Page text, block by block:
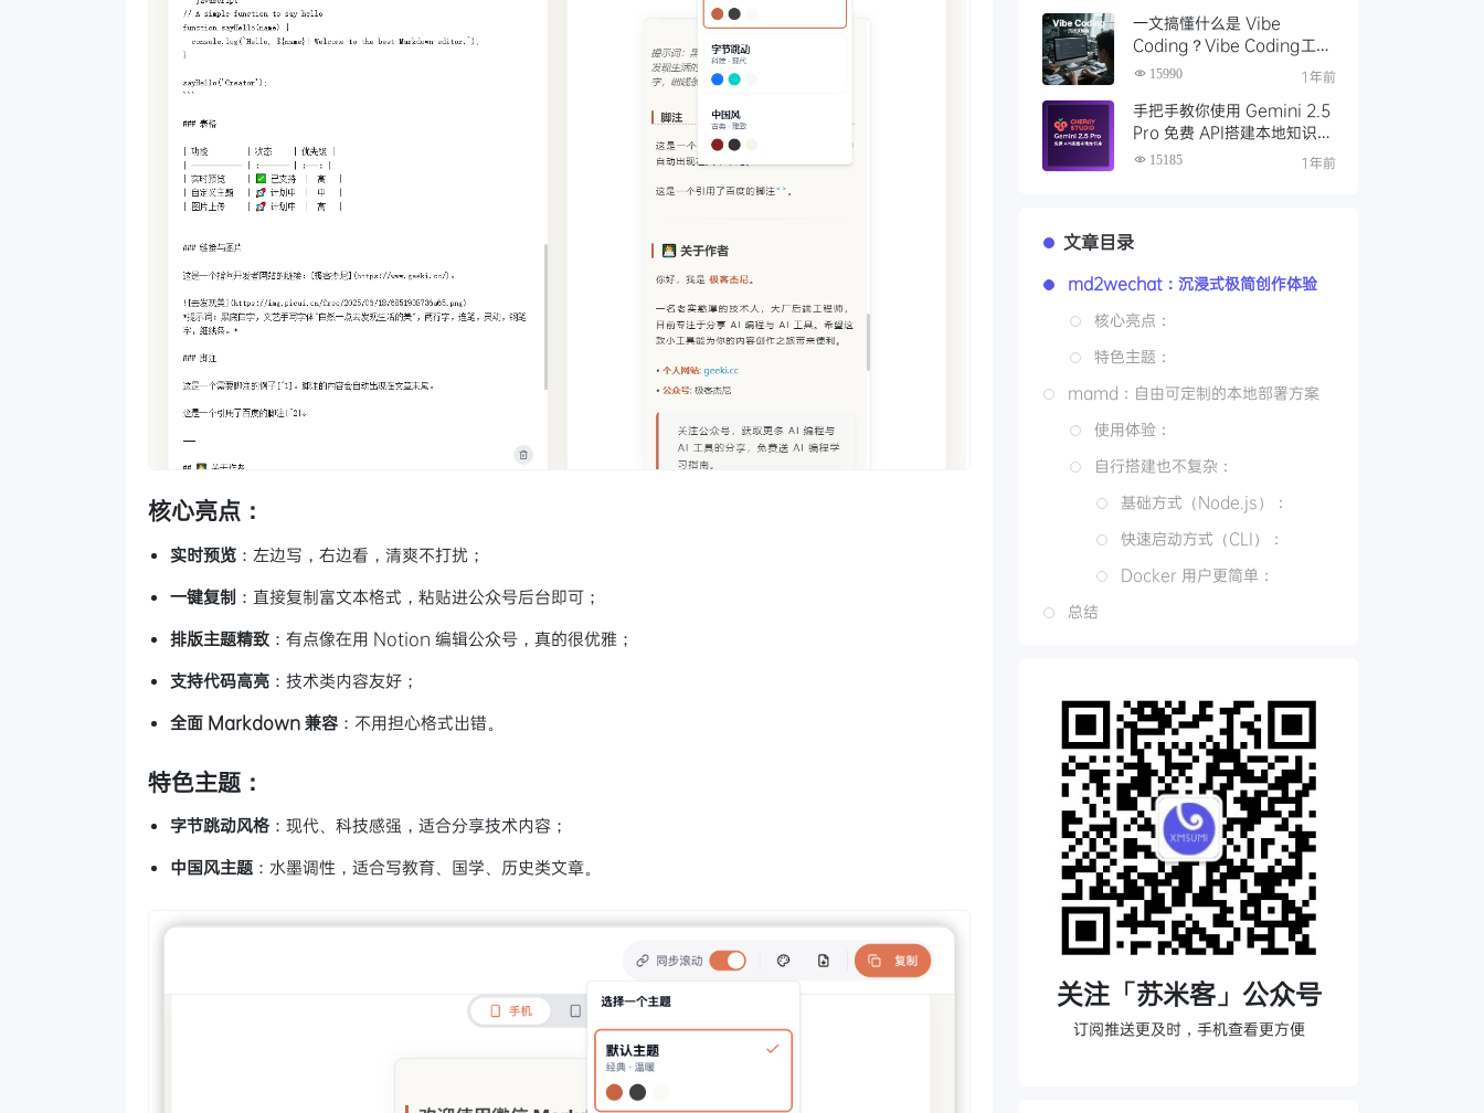
核心亮点：
实时预览 ：左边写，右边看，清爽不打扰；
一键复制 ：直接复制富文本格式，粘贴进公众号后台即可；
排版主题精致 ：有点像在用 Notion 编辑公众号，真的很优雅；
支持代码高亮 ：技术类内容友好；
全面 Markdown 兼容 ：不用担心格式出错。
特色主题：
字节跳动风格 ：现代、科技感强，适合分享技术内容；
中国风主题 ：水墨调性，适合写教育、国学、历史类文章。
一文搞懂什么是 Vibe
Coding？Vibe Coding工具
推荐及Cursor编程开发实践
15990 1年前
手把手教你使用 Gemini 2.5
Pro 免费 API搭建本地知识
库，一键接入 Gemini！
15185 1年前
文章目录
md2wechat：沉浸式极简创作体验
核心亮点：
特色主题：
mamd：自由可定制的本地部署方案
使用体验：
自行搭建也不复杂：
基础方式（Node.js）：
快速启动方式（CLI）：
Docker 用户更简单：
总结
关注「苏米客」公众号
订阅推送更及时，手机查看更方便